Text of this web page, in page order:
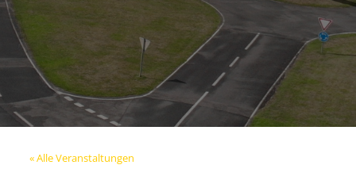
« Alle Veranstaltungen